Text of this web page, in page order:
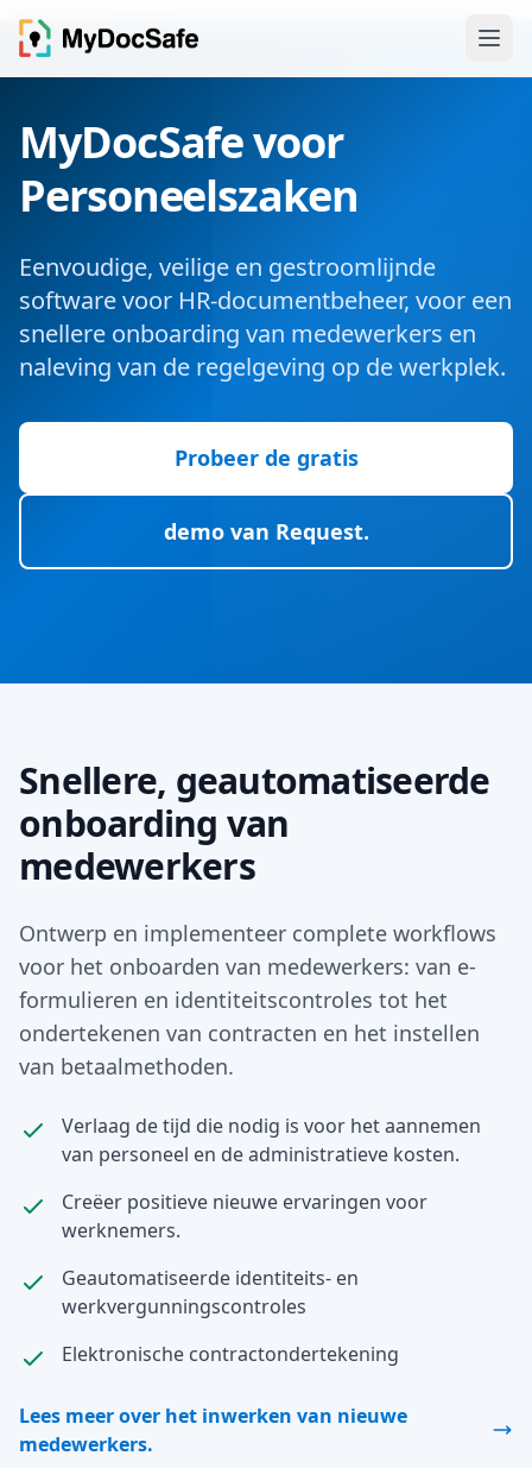
MyDocSafe voor
Personeelszaken
Eenvoudige, veilige en gestroomlijnde
software voor HR-documentbeheer, voor een
snellere onboarding van medewerkers en
naleving van de regelgeving op de werkplek.
Probeer de gratis
demo van Request.
Snellere, geautomatiseerde
onboarding van
medewerkers
Ontwerp en implementeer complete workflows
voor het onboarden van medewerkers: van e-
formulieren en identiteitscontroles tot het
ondertekenen van contracten en het instellen
van betaalmethoden.
Verlaag de tijd die nodig is voor het aannemen
van personeel en de administratieve kosten.
Creëer positieve nieuwe ervaringen voor
werknemers.
Geautomatiseerde identiteits- en
werkvergunningscontroles
Elektronische contractondertekening
Lees meer over het inwerken van nieuwe
medewerkers.